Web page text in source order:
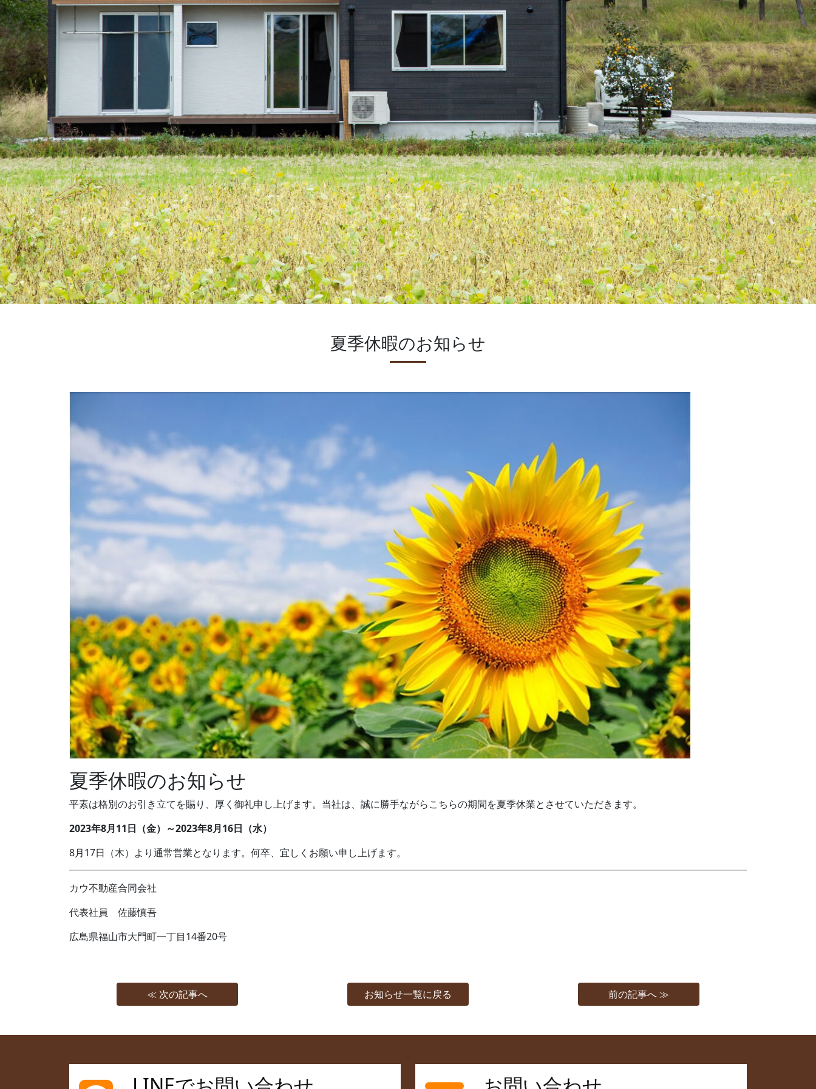
夏季休暇のお知らせ
夏季休暇のお知らせ
平素は格別のお引き立てを賜り、厚く御礼申し上げます。当社は、誠に勝手ながらこちらの期間を夏季休業とさせていただきます。
2023年8月11日（金）～2023年8月16日（水）
8月17日（木）より通常営業となります。何卒、宜しくお願い申し上げます。
カウ不動産合同会社
代表社員 佐藤慎吾
広島県福山市大門町一丁目14番20号
≪ 次の記事へ お知らせ一覧に戻る 前の記事へ ≫